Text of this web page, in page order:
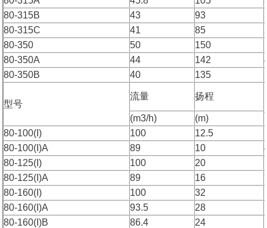
80-315B
43 93
80-315C
41 85
80-350
50 150
80-350A
44 142
80-350B
40 135
型号
流量 扬程
(m3/h)
(m)
80-100(I)
100 12.5
80-100(I)A
89 10
80-125(I)
100 20
80-125(I)A
89 16
80-160(I)
100 32
80-160(I)A
93.5 28
80-160(I)B
86.4 24